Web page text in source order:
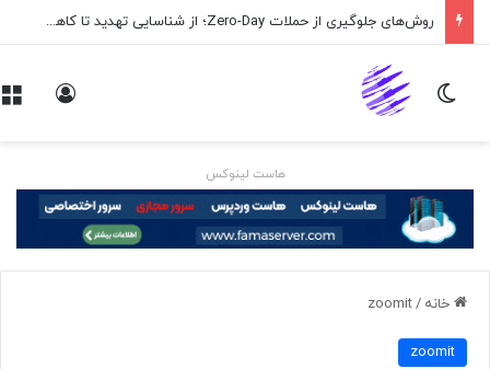
روش‌های جلوگیری از حملات Zero-Day؛ از شناسایی تهدید تا کاهش ریسک
تغییر پوسته
هاست لینوکس
خانه /
zoomit
zoomit